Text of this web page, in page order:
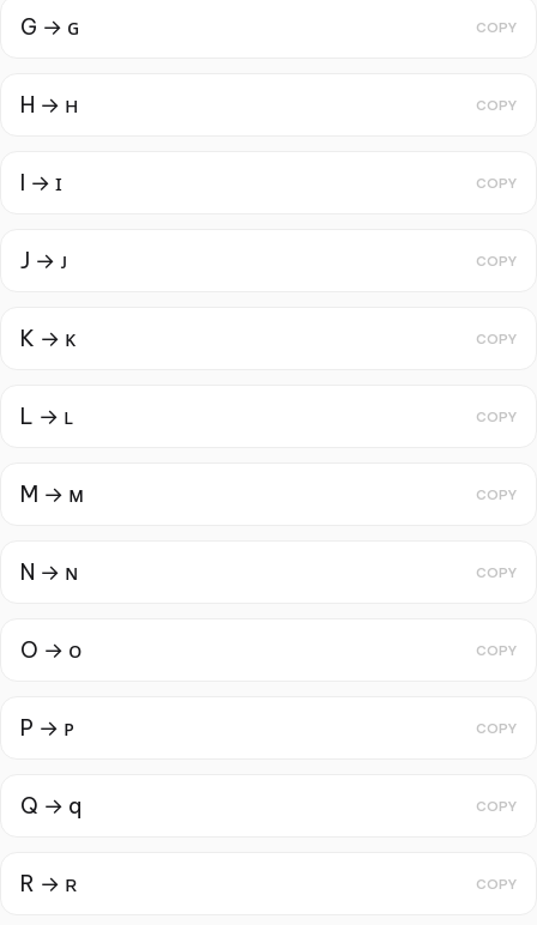
G → ɢ COPY
H → ʜ COPY
I → ɪ COPY
J → ᴊ COPY
K → ᴋ COPY
L → ʟ COPY
M → ᴍ COPY
N → ɴ COPY
O → ᴏ COPY
P → ᴘ COPY
Q → q COPY
R → ʀ COPY